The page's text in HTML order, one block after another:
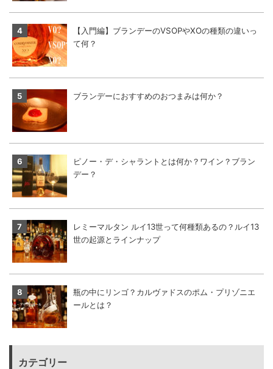
【入門編】ブランデーのVSOPやXOの種類の違いっ
て何？
ブランデーにおすすめのおつまみは何か？
ピノー・デ・シャラントとは何か？ワイン？ブラン
デー？
レミーマルタン ルイ13世って何種類あるの？ルイ13
世の起源とラインナップ
瓶の中にリンゴ？カルヴァドスのポム・プリゾニエ
ールとは？
カテゴリー